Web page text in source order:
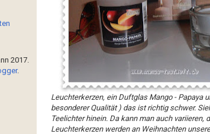
Leuchterkerzen, ein Duftglas Mango - Papaya
besonderer Qualität ) das ist richtig schwer.
Teelichter hinein. Da kann man auch
Leuchterkerzen werden an Weihnachten
2017.
.